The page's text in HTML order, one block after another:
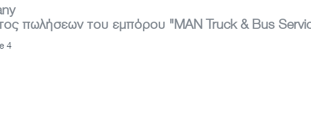
πωλήσεων του εμπόρου "MAN Truck & Bus
4